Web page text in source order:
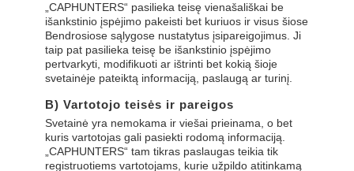
„CAPHUNTERS“ pasilieka teisę vienašališkai be
išankstinio įspėjimo pakeisti bet kuriuos ir visus šiose
Bendrosiose sąlygose nustatytus įsipareigojimus. Ji
taip pat pasilieka teisę be išankstinio įspėjimo
pertvarkyti, modifikuoti ar ištrinti bet kokią šioje
svetainėje pateiktą informaciją, paslaugą ar turinį.
B) Vartotojo teisės ir pareigos
Svetainė yra nemokama ir viešai prieinama, o bet
kuris vartotojas gali pasiekti rodomą informaciją.
„CAPHUNTERS“ tam tikras paslaugas teikia tik
registruotiems vartotojams, kurie užpildo atitinkamą